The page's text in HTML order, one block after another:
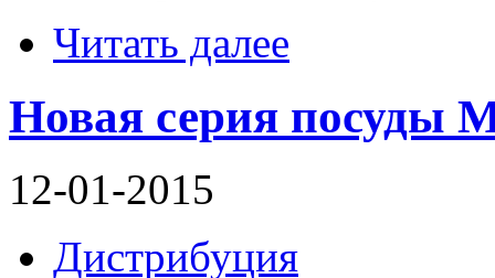
Читать далее
Новая серия посуды
12-01-2015
Дистрибуция